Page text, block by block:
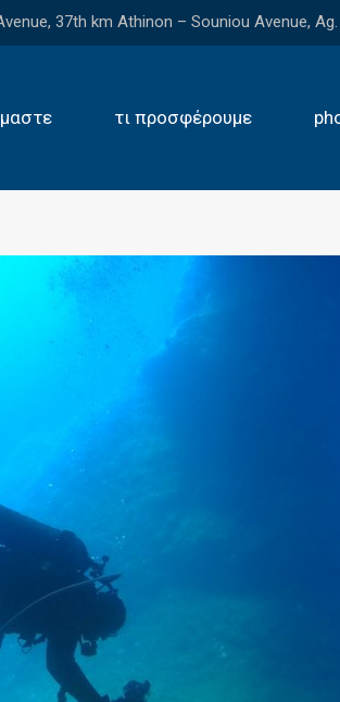
37th km Athinon – Souniou Avenue,
τι προσφέρουμε